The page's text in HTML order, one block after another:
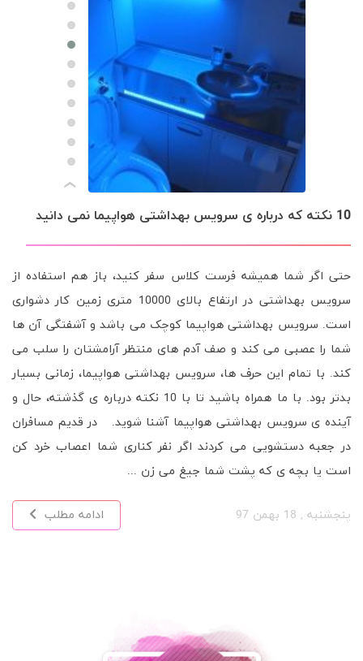
›
10 نکته که درباره ی سرویس بهداشتی هواپیما نمی دانید
حتی اگر شما همیشه فرست کلاس سفر کنید، باز هم استفاده از
سرویس بهداشتی در ارتفاع بالای 10000 متری زمین کار دشواری
است. سرویس بهداشتی هواپیما کوچک می باشد و آشفتگی آن ها
شما را عصبی می کند و صف آدم های منتظر آرامشتان را سلب می
کند. با تمام این حرف ها، سرویس بهداشتی هواپیما، زمانی بسیار
بدتر بود. با ما همراه باشید تا با 10 نکته درباره ی گذشته، حال و
آینده ی سرویس بهداشتی هواپیما آشنا شوید. در قدیم مسافران
در جعبه دستشویی می کردند اگر نفر کناری شما اعصاب خرد کن
است یا بچه ی که پشت شما جیغ می زن ...
پنجشنبه , 18 بهمن 97 ادامه مطلب